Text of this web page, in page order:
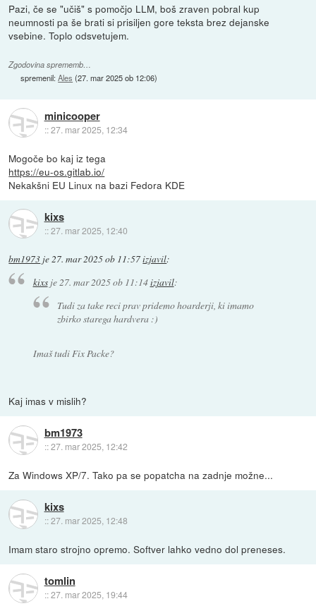
Pazi, če se "učiš" s pomočjo LLM, boš zraven pobral kup
neumnosti pa še brati si prisiljen gore teksta brez dejanske
vsebine. Toplo odsvetujem.
Zgodovina sprememb…
spremenil:Ales (27. mar 2025 ob 12:06)
minicooper
::27. mar 2025, 12:34
Mogoče bo kaj iz tega
https://eu-os.gitlab.io/
Nekakšni EU Linux na bazi Fedora KDE
kixs
::27. mar 2025, 12:40
bm1973 je27. mar 2025 ob 11:57izjavil:
kixsje27. mar 2025 ob 11:14izjavil:
Tudi za take reci prav pridemo hoarderji, ki imamo
zbirko starega hardvera :)
Imaš tudi Fix Packe?
Kaj imas v mislih?
bm1973
::27. mar 2025, 12:42
Za Windows XP/7. Tako pa se popatcha na zadnje možne...
kixs
::27. mar 2025, 12:48
Imam staro strojno opremo. Softver lahko vedno dol preneses.
tomlin
::27. mar 2025, 19:44